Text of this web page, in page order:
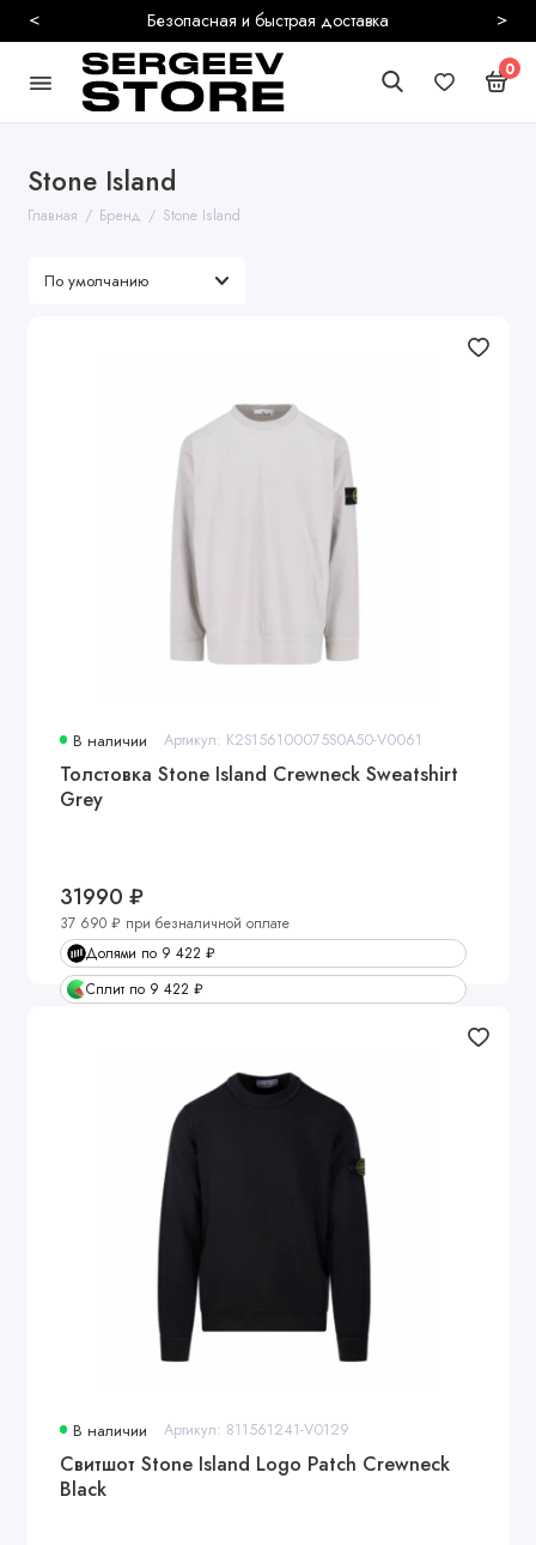
Безопасная и быстрая доставка
< >
0
Stone Island
Главная Бренд Stone Island
В наличии Артикул: K2S156100075S0A50-V0061
Толстовка Stone Island Crewneck Sweatshirt
Grey
31990 ₽
37 690 ₽ при безналичной оплате
Долями по 9 422 ₽
Сплит по 9 422 ₽
В наличии Артикул: 811561241-V0129
Свитшот Stone Island Logo Patch Crewneck
Black